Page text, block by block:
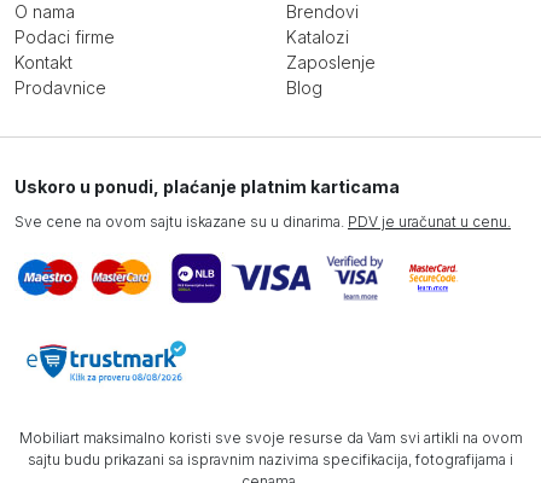
O nama
Podaci firme
Kontakt
Prodavnice
Brendovi
Katalozi
Zaposlenje
Blog
Uskoro u ponudi, plaćanje platnim karticama
Sve cene na ovom sajtu iskazane su u dinarima. PDV je uračunat u cenu.
Mobiliart maksimalno koristi sve svoje resurse da Vam svi artikli na ovom
sajtu budu prikazani sa ispravnim nazivima specifikacija, fotografijama i